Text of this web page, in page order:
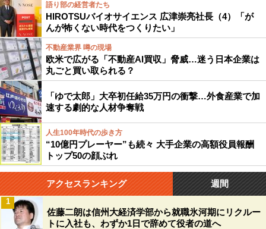
語り部の経営者たち
HIROTSUバイオサイエンス 広津崇亮社長（4）「が
んが怖くない時代をつくりたい」
不動産業界 噂の現場
欧米で広がる「不動産AI買収」脅威…迷う日本企業は
丸ごと買い取られる？
「ゆで太郎」大卒初任給35万円の衝撃…外食産業で加
速する劇的な人材争奪戦
人生100年時代の歩き方
“10億円プレーヤー”も続々 大手企業の高額役員報酬
トップ50の顔ぶれ
アクセスランキング 週間
佐藤二朗は信州大経済学部から就職氷河期にリクルー
トに入社も、わずか1日で辞めて役者の道へ
1